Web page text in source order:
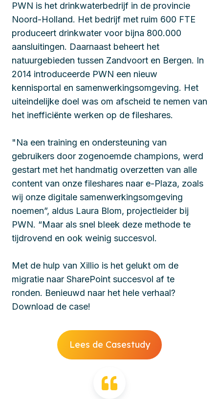
PWN is het drinkwaterbedrijf in de provincie
Noord-Holland. Het bedrijf met ruim 600 FTE
produceert drinkwater voor bijna 800.000
aansluitingen. Daarnaast beheert het
natuurgebieden tussen Zandvoort en Bergen. In
2014 introduceerde PWN een nieuw
kennisportal en samenwerkingsomgeving. Het
uiteindelijke doel was om afscheid te nemen van
het inefficiënte werken op de fileshares.
"Na een training en ondersteuning van
gebruikers door zogenoemde champions, werd
gestart met het handmatig overzetten van alle
content van onze fileshares naar e-Plaza, zoals
wij onze digitale samenwerkingsomgeving
noemen”, aldus Laura Blom, projectleider bij
PWN. “Maar als snel bleek deze methode te
tijdrovend en ook weinig succesvol.
Met de hulp van Xillio is het gelukt om de
migratie naar SharePoint succesvol af te
ronden. Benieuwd naar het hele verhaal?
Download de case!
Lees de Casestudy